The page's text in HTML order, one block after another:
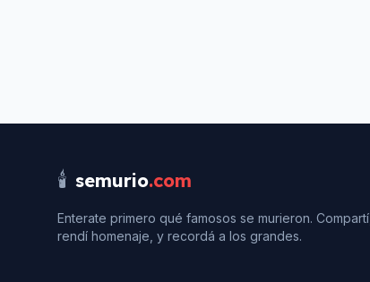
🕯️ semurio.com
Enterate primero qué famosos se murieron. Compartí,
rendí homenaje, y recordá a los grandes.